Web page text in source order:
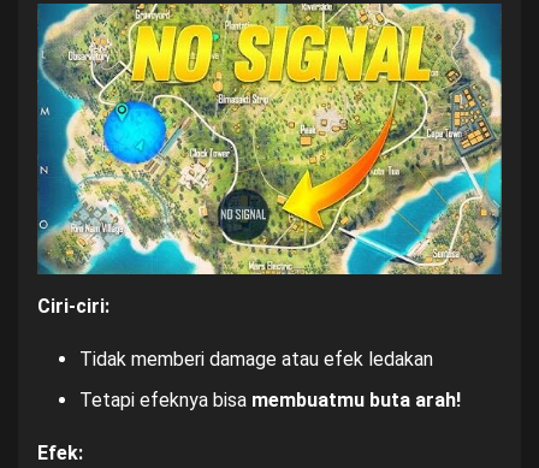
Ciri-ciri:
Tidak memberi damage atau efek ledakan
Tetapi efeknya bisa membuatmu buta arah!
Efek: